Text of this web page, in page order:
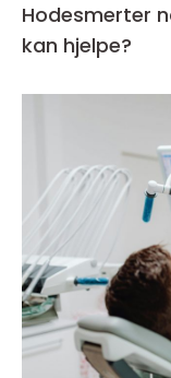
Hodesmerter når bør du bli bekymret, og hva
kan hjelpe?